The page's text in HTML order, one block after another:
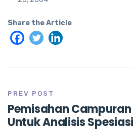
Share the Article
PREV POST
Pemisahan
Untuk Analisis Spesiasi